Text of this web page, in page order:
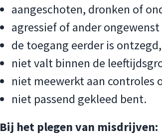
aangeschoten, dronken of
agressief of ander
de toegang eerder is ontzegd,
niet valt binnen de
niet meewerkt aan controles
niet passend gekleed bent.
Bij het plegen van misdrijven: